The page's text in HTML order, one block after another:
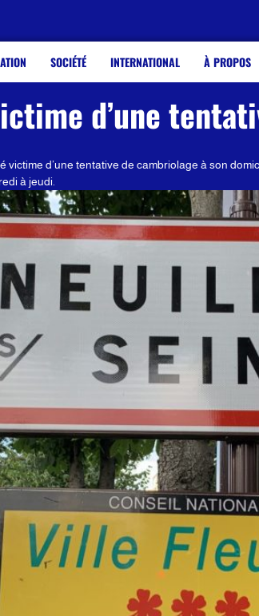
SOCIÉTÉ INTERNATIONAL À PROPOS
d’une
victime d’une tentative de cambriolage à son
à jeudi.